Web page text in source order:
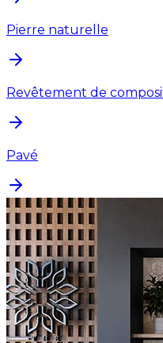
Pierre naturelle
Revêtement de
Pavé